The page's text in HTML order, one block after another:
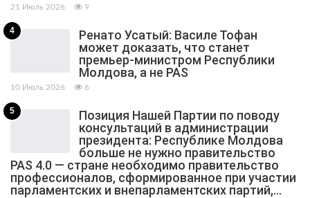
21 Июль 2026 9
4
Ренато Усатый: Василе Тофан
может доказать, что станет
премьер-министром Республики
Молдова, а не PAS
10 Июль 2026 6
5
Позиция Нашей Партии по поводу
консультаций в администрации
президента: Республике Молдова
больше не нужно правительство
PAS 4.0 — стране необходимо правительство
профессионалов, сформированное при участии
парламентских и внепарламентских партий,…